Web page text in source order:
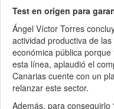
Test en origen para
Ángel Víctor Torres
actividad productiva de
económica pública porque
esta línea, aplaudió el
Canarias cuente con un
relanzar este sector.
Además, para conseguirlo